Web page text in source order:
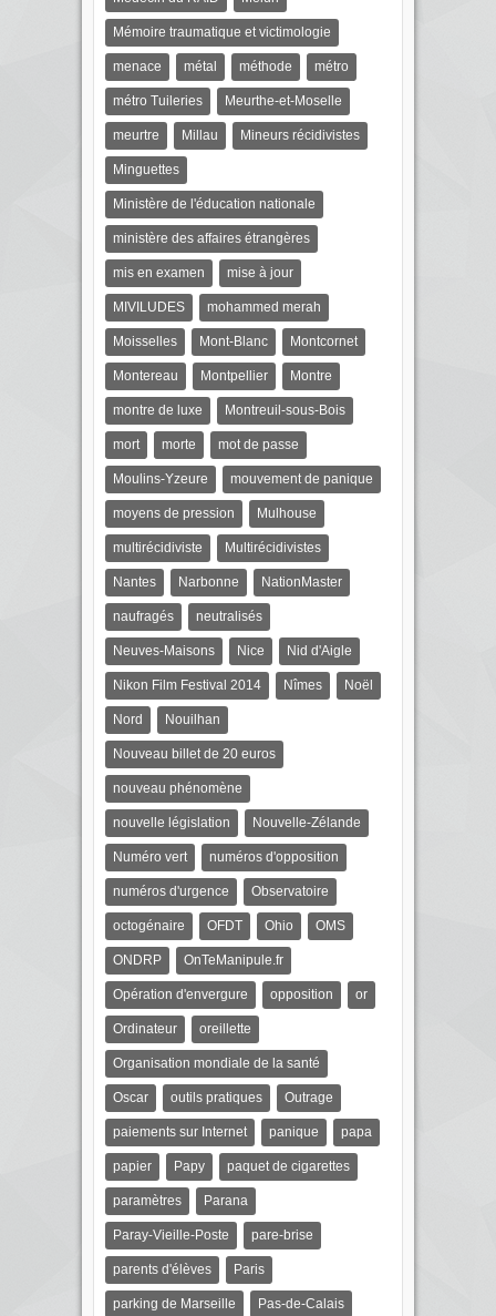
Mémoire traumatique et victimologie
menace métal méthode métro
métro Tuileries Meurthe-et-Moselle
meurtre Millau Mineurs récidivistes
Minguettes
Ministère de l'éducation nationale
ministère des affaires étrangères
mis en examen mise à jour
MIVILUDES mohammed merah
Moisselles Mont-Blanc Montcornet
Montereau Montpellier Montre
montre de luxe Montreuil-sous-Bois
mort morte mot de passe
Moulins-Yzeure mouvement de panique
moyens de pression Mulhouse
multirécidiviste Multirécidivistes
Nantes Narbonne NationMaster
naufragés neutralisés
Neuves-Maisons Nice Nid d'Aigle
Nikon Film Festival 2014 Nîmes Noël
Nord Nouilhan
Nouveau billet de 20 euros
nouveau phénomène
nouvelle législation Nouvelle-Zélande
Numéro vert numéros d'opposition
numéros d'urgence Observatoire
octogénaire OFDT Ohio OMS
ONDRP OnTeManipule.fr
Opération d'envergure opposition or
Ordinateur oreillette
Organisation mondiale de la santé
Oscar outils pratiques Outrage
paiements sur Internet panique papa
papier Papy paquet de cigarettes
paramètres Parana
Paray-Vieille-Poste pare-brise
parents d'élèves Paris
parking de Marseille Pas-de-Calais